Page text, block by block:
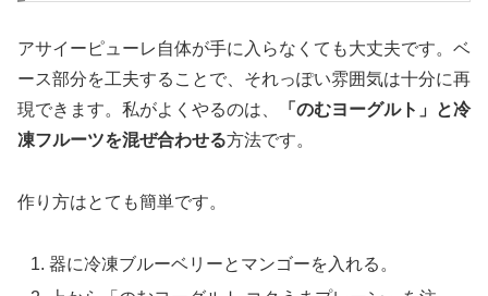
アサイーピューレ自体が手に入らなくても大丈夫です。ベ
ース部分を工夫することで、それっぽい雰囲気は十分に再
現できます。私がよくやるのは、
「のむヨーグルト」と冷
凍フルーツを混ぜ合わせる方法です。
作り方はとても簡単です。
器に冷凍ブルーベリーとマンゴーを入れる。